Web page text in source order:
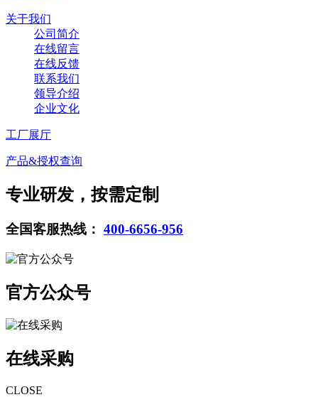
关于我们
公司简介
在线留言
在线反馈
联系我们
领导介绍
企业文化
工厂展厅
产品&授权查询
专业研发，按需定制
全国客服热线： 400-6656-956
官方公众号
在线采购
CLOSE